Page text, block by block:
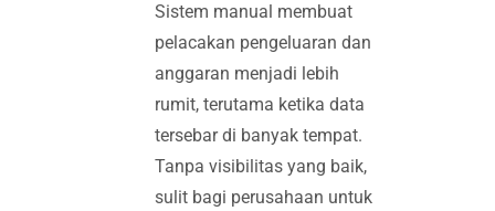
Sistem manual membuat
pelacakan pengeluaran dan
anggaran menjadi lebih
rumit, terutama ketika data
tersebar di banyak tempat.
Tanpa visibilitas yang baik,
sulit bagi perusahaan untuk